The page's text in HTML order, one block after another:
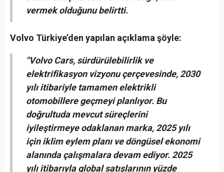
vermek olduğunu belirtti.
Volvo Türkiye’den yapılan açıklama şöyle:
"Volvo Cars, sürdürülebilirlik ve
elektrifikasyon vizyonu çerçevesinde, 2030
yılı itibariyle tamamen elektrikli
otomobillere geçmeyi planlıyor. Bu
doğrultuda mevcut süreçlerini
iyileştirmeye odaklanan marka, 2025 yılı
için iklim eylem planı ve döngüsel ekonomi
alanında çalışmalara devam ediyor. 2025
yılı itibarıyla global satışlarının yüzde